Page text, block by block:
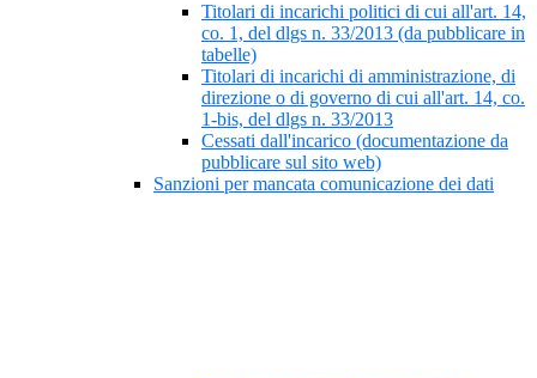
Titolari di incarichi politici di cui all'art. 14,
co. 1, del dlgs n. 33/2013 (da pubblicare in
tabelle)
Titolari di incarichi di amministrazione, di
direzione o di governo di cui all'art. 14, co.
1-bis, del dlgs n. 33/2013
Cessati dall'incarico (documentazione da
pubblicare sul sito web)
Sanzioni per mancata comunicazione dei dati